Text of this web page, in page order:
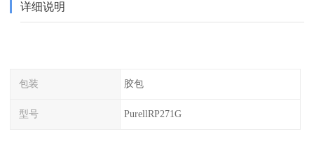
详细说明
包装 胶包
型号 PurellRP271G